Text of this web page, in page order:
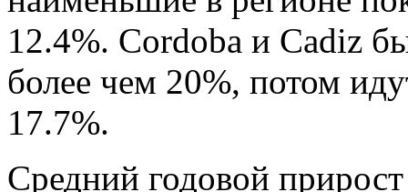
12.4%. Cordoba и Cadiz
более чем 20%, потом
17.7%.
Средний годовой